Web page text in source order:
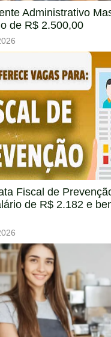
Administrativo
de R$ 2.500,00
Fiscal de
de R$ 2.182 e